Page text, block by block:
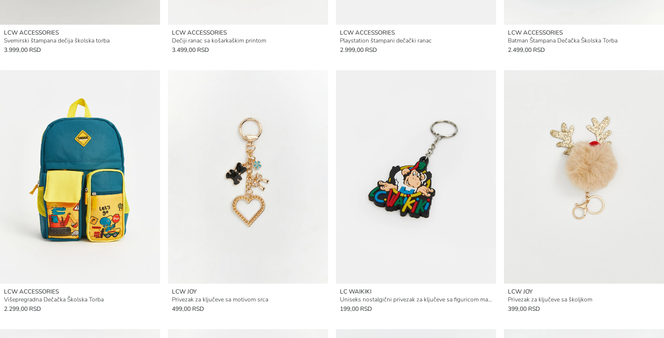
LCW ACCESSORIES
Svemirski štampana dečija školska torba
3.999,00 RSD
LCW ACCESSORIES
Dečiji ranac sa košarkaškim printom
3.499,00 RSD
LCW ACCESSORIES
Playstation štampani dečački ranac
2.999,00 RSD
LCW ACCESSORIES
Batman Štampana Dečačka Školska Torba
2.499,00 RSD
LCW ACCESSORIES
Višepregradna Dečačka Školska Torba
2.299,00 RSD
LCW JOY
Privezak za ključeve sa motivom srca
499,00 RSD
LC WAIKIKI
Uniseks nostalgični privezak za ključeve sa figuricom majmuna
199,00 RSD
LCW JOY
Privezak za ključeve sa školjkom
399,00 RSD